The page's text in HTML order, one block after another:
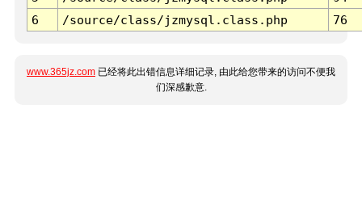
6
/source/class/jzmysql.class.php 76
www.365jz.com 已经将此出错信息详细记录, 由此给您带来的访问不便我
们深感歉意.